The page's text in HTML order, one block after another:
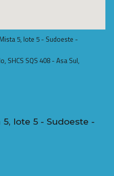
5, lote 5 - Sudoeste -
SHCS SQS 408 - Asa Sul,
lote 5 - Sudoeste -